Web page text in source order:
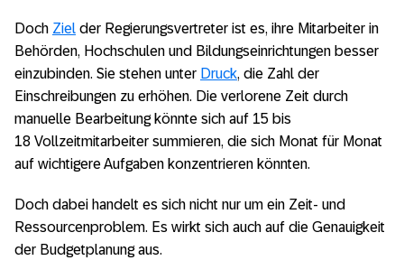
Doch Ziel der Regierungsvertreter ist es, ihre Mitarbeiter in
Behörden, Hochschulen und Bildungseinrichtungen besser
einzubinden. Sie stehen unter Druck, die Zahl der
Einschreibungen zu erhöhen. Die verlorene Zeit durch
manuelle Bearbeitung könnte sich auf 15 bis
18 Vollzeitmitarbeiter summieren, die sich Monat für Monat
auf wichtigere Aufgaben konzentrieren könnten.
Doch dabei handelt es sich nicht nur um ein Zeit- und
Ressourcenproblem. Es wirkt sich auch auf die Genauigkeit
der Budgetplanung aus.